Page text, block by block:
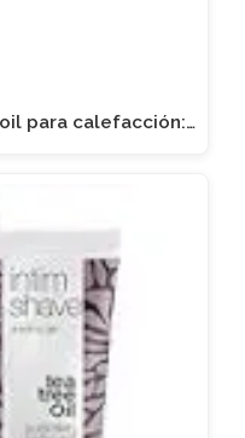
para calefacción:…